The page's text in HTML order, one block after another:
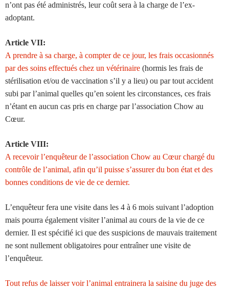
n’ont pas été administrés, leur coût sera à la charge de l’ex-
adoptant.
Article VII:
A prendre à sa charge, à compter de ce jour, les frais occasionnés
par des soins effectués chez un vétérinaire (hormis les frais de
stérilisation et/ou de vaccination s’il y a lieu) ou par tout accident
subi par l’animal quelles qu’en soient les circonstances, ces frais
n’étant en aucun cas pris en charge par l’association Chow au
Cœur.
Article VIII:
A recevoir l’enquêteur de l’association Chow au Cœur chargé du
contrôle de l’animal, afin qu’il puisse s’assurer du bon état et des
bonnes conditions de vie de ce dernier.
L’enquêteur fera une visite dans les 4 à 6 mois suivant l’adoption
mais pourra également visiter l’animal au cours de la vie de ce
dernier. Il est spécifié ici que des suspicions de mauvais traitement
ne sont nullement obligatoires pour entraîner une visite de
l’enquêteur.
Tout refus de laisser voir l’animal entrainera la saisine du juge des